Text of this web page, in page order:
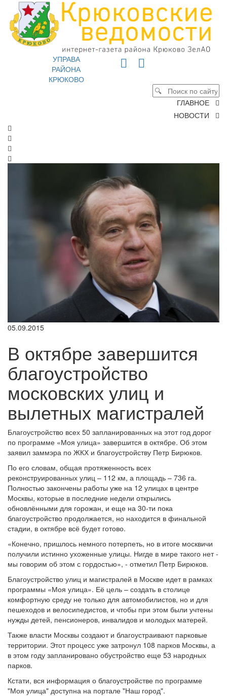
УПРАВА
РАЙОНА
КРЮКОВО
ГЛАВНОЕ
НОВОСТИ
05.09.2015
В октябре завершится
благоустройство
московских улиц и
вылетных магистралей
Благоустройство всех 50 запланированных на этот год дорог
по программе «Моя улица» завершится в октябре. Об этом
заявил заммэра по ЖКХ и благоустройству Петр Бирюков.
По его словам, общая протяженность всех
реконструированных улиц – 112 км, а площадь – 736 га.
Полностью закончены работы уже на 12 улицах в центре
Москвы, которые в последние недели открылись
обновлёнными для горожан, и еще на 30-ти пока
благоустройство продолжается, но находится в финальной
стадии, в октябре всё будет готово.
«Конечно, пришлось немного потерпеть, но в итоге москвичи
получили истинно ухоженные улицы. Нигде в мире такого нет -
мы говорим об этом с гордостью», - отметил Петр Бирюков.
Благоустройство улиц и магистралей в Москве идет в рамках
программы «Моя улица». Её цель – создать в столице
комфортную среду не только для автомобилистов, но и для
пешеходов и велосипедистов, и чтобы при этом были учтены
нужды детей, пенсионеров, инвалидов и молодых матерей.
Также власти Москвы создают и благоустраивают парковые
территории. Этот процесс уже затронул 108 парков Москвы, а
в этом году запланировано обустройство еще 53 народных
парков.
Кстати, вся информация о благоустройстве по программе
"Моя улица" доступна на портале "Наш город".